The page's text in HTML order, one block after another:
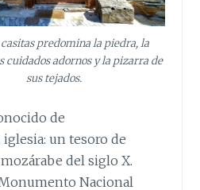
casitas predomina la piedra, la
cuidados adornos y la pizarra de
sus tejados.
de
un tesoro de
del siglo X.
Nacional